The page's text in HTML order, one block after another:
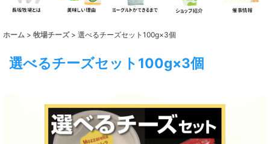
ホーム > 牧場チーズ > 選べるチーズセット100g×3個
選べるチーズセット100g×3個